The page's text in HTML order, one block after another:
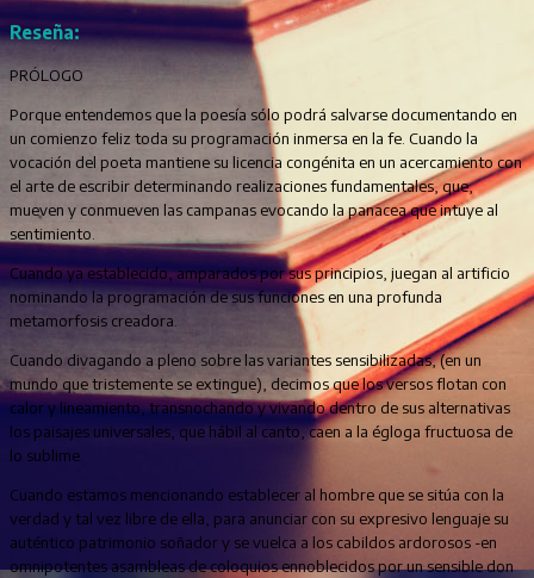
Reseña:
PRÓLOGO
Porque entendemos que la poesía sólo podrá salvarse documentando en
un comienzo feliz toda su programación inmersa en la fe. Cuando la
vocación del poeta mantiene su licencia congénita en un acercamiento con
el arte de escribir determinando realizaciones fundamentales, que,
mueven y conmueven las campanas evocando la panacea que intuye al
sentimiento.
Cuando ya establecido, amparados por sus principios, juegan al artificio
nominando la programación de sus funciones en una profunda
metamorfosis creadora.
Cuando divagando a pleno sobre las variantes sensibilizadas, (en un
mundo que tristemente se extingue), decimos que los versos flotan con
calor y lineamiento, transnochando y vivando dentro de sus alternativas
los paisajes universales, que hábil al canto, caen a la égloga fructuosa de
lo sublime.
Cuando estamos mencionando establecer al hombre que se sitúa con la
verdad y tal vez libre de ella, para anunciar con su expresivo lenguaje su
auténtico patrimonio soñador y se vuelca a los cabildos ardorosos -en
omnipotentes asambleas de coloquios ennoblecidos por un sensible don